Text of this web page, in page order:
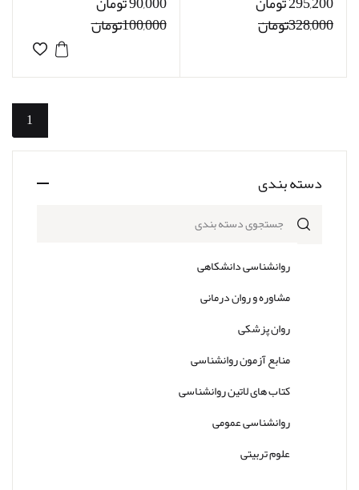
دسته بندی
روانشناسی دانشکاهی
مشاوره و روان درمانی
روان پزشکی
منابع آزمون روانشناسی
کتاب های لاتین روانشناسی
روانشناسی عمومی
علوم تربیتی
328,000تومان 100,000تومان
1